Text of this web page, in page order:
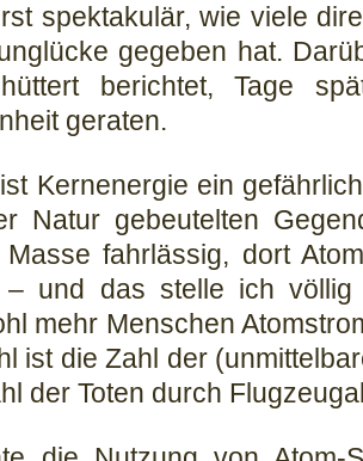
spektakulär, wie viele
gegeben hat.
berichtet, Tage
geraten.
Kernenergie ein
Natur gebeutelten
fahrlässig, dort
– und das stelle ich
mehr Menschen
ist die Zahl der
der Toten durch